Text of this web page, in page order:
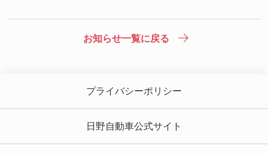
お知らせ一覧に戻る
プライバシーポリシー
日野自動車公式サイト